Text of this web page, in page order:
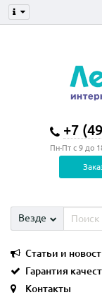
+7
Пн-Пт с 9 до
Везде
Статьи и
Гарантия
Контакты